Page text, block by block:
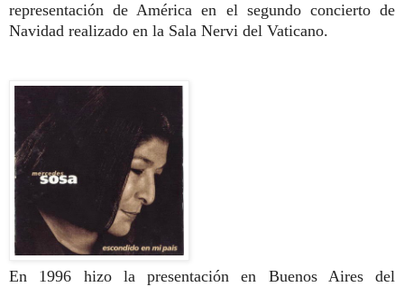
representación de América en el segundo concierto de
Navidad realizado en la Sala Nervi del Vaticano.
En 1996 hizo la presentación en Buenos Aires del